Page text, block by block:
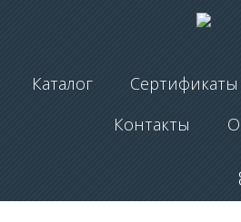
Каталог Сертификаты
Контакты